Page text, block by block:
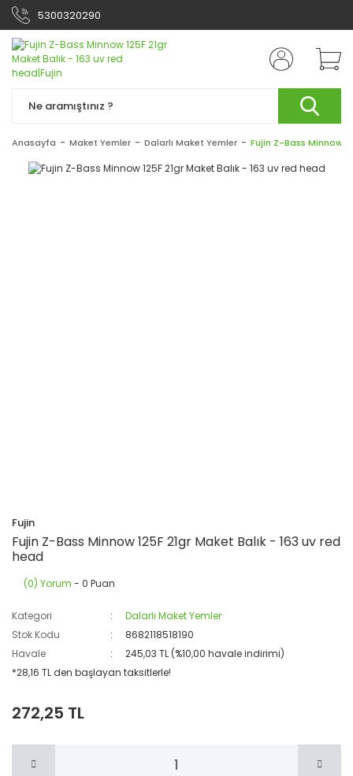
5300320290
Anasayfa Maket Yemler Dalarlı Maket Yemler Fujin Z-Bass Minnow
Fujin
Fujin Z-Bass Minnow 125F 21gr Maket Balık - 163 uv red
head
(0) Yorum - 0 Puan
Kategori
Dalarlı Maket Yemler
Stok Kodu
8682118518190
Havale
245,03 TL (%10,00 havale indirimi)
*28,16 TL den başlayan taksitlerle!
272,25 TL